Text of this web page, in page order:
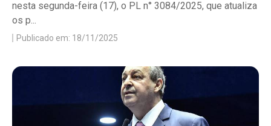
nesta segunda-feira (17), o PL n° 3084/2025, que atualiza
os p...
Publicado em: 18/11/2025